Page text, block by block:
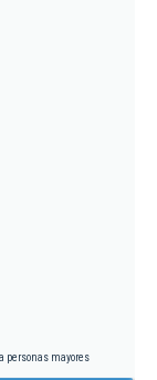
personas mayores